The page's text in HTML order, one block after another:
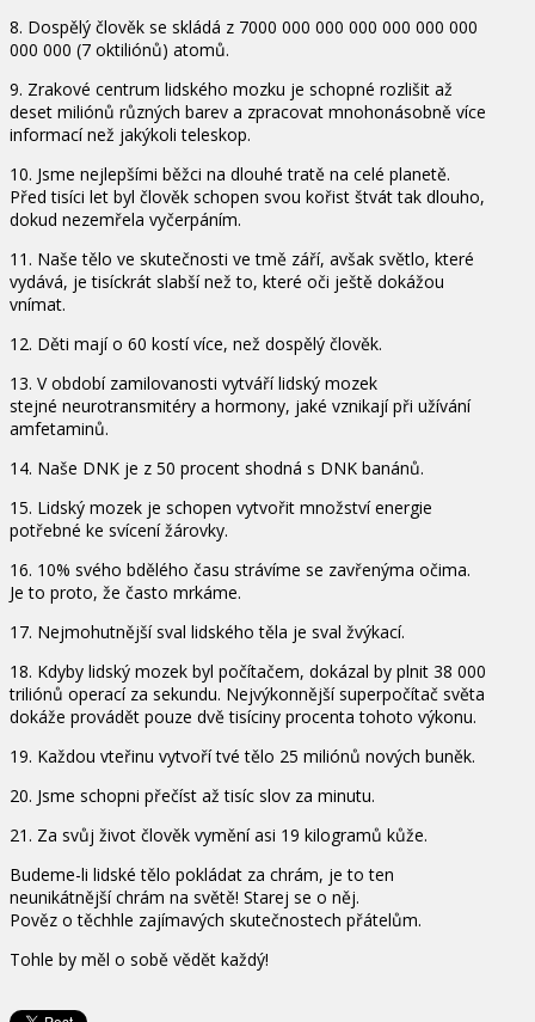
8. Dospělý člověk se skládá z 7000 000 000 000 000 000 000
000 000 (7 oktiliónů) atomů.
9. Zrakové centrum lidského mozku je schopné rozlišit až
deset miliónů různých barev a zpracovat mnohonásobně více
informací než jakýkoli teleskop.
10. Jsme nejlepšími běžci na dlouhé tratě na celé planetě.
Před tisíci let byl člověk schopen svou kořist štvát tak dlouho,
dokud nezemřela vyčerpáním.
11. Naše tělo ve skutečnosti ve tmě září, avšak světlo, které
vydává, je tisíckrát slabší než to, které oči ještě dokážou
vnímat.
12. Děti mají o 60 kostí více, než dospělý člověk.
13. V období zamilovanosti vytváří lidský mozek
stejné neurotransmitéry a hormony, jaké vznikají při užívání
amfetaminů.
14. Naše DNK je z 50 procent shodná s DNK banánů.
15. Lidský mozek je schopen vytvořit množství energie
potřebné ke svícení žárovky.
16. 10% svého bdělého času strávíme se zavřenýma očima.
Je to proto, že často mrkáme.
17. Nejmohutnější sval lidského těla je sval žvýkací.
18. Kdyby lidský mozek byl počítačem, dokázal by plnit 38 000
triliónů operací za sekundu. Nejvýkonnější superpočítač světa
dokáže provádět pouze dvě tisíciny procenta tohoto výkonu.
19. Každou vteřinu vytvoří tvé tělo 25 miliónů nových buněk.
20. Jsme schopni přečíst až tisíc slov za minutu.
21. Za svůj život člověk vymění asi 19 kilogramů kůže.
Budeme-li lidské tělo pokládat za chrám, je to ten
neunikátnější chrám na světě! Starej se o něj.
Pověz o těchhle zajímavých skutečnostech přátelům.
Tohle by měl o sobě vědět každý!